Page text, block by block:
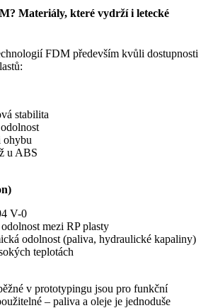
Materiály, které vydrží i letecké
FDM především kvůli dostupnosti
stabilita
ohybu
u ABS
V-0
mezi RP plasty
odolnost (paliva, hydraulické kapaliny)
teplotách
v prototypingu jsou pro funkční
– paliva a oleje je jednoduše